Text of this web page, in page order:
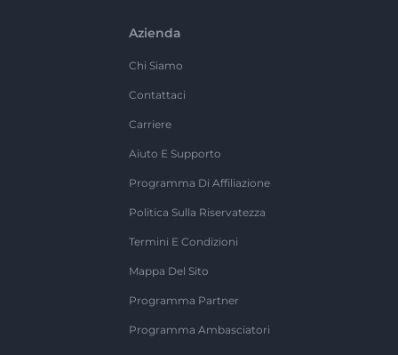
Azienda
Chi Siamo
Contattaci
Carriere
Aiuto E Supporto
Programma Di Affiliazione
Politica Sulla Riservatezza
Termini E Condizioni
Mappa Del Sito
Programma Partner
Programma Ambasciatori